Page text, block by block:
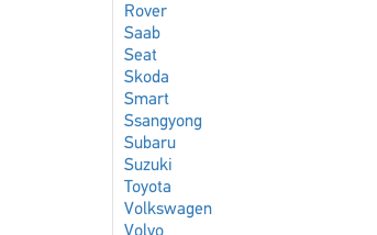
Rover
Saab
Seat
Skoda
Smart
Ssangyong
Subaru
Suzuki
Toyota
Volkswagen